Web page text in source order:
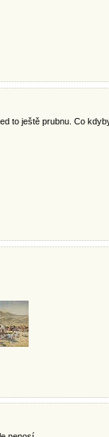
to ještě prubnu. Co